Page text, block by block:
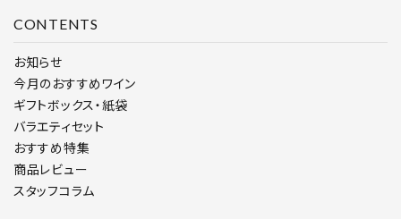
CONTENTS
お知らせ
今月のおすすめワイン
ギフトボックス・紙袋
バラエティセット
おすすめ特集
商品レビュー
スタッフコラム